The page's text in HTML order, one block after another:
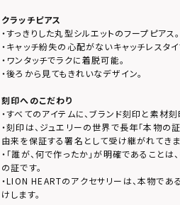
クラッチピアス
・すっきりした丸型シルエットのフープピアス。
・キャッチ紛失の心配がないキャッチレスタイ
・ワンタッチでラクに着脱可能。
・後ろから見てもきれいなデザイン。
刻印へのこだわり
・すべてのアイテムに、ブランド刻印と素材刻
・刻印は、ジュエリーの世界で長年「本物の
由来を保証する署名として受け継がれてきま
・「誰が、何で作ったか」が明確であること
の証です。
・LION HEARTのアクセサリーは、本物であ
けします。